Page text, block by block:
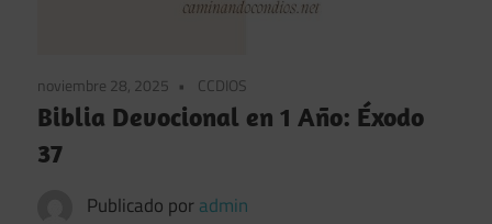
noviembre 28, 2025 CCDIOS
Biblia Devocional en 1 Año: Éxodo
37
Publicado por admin